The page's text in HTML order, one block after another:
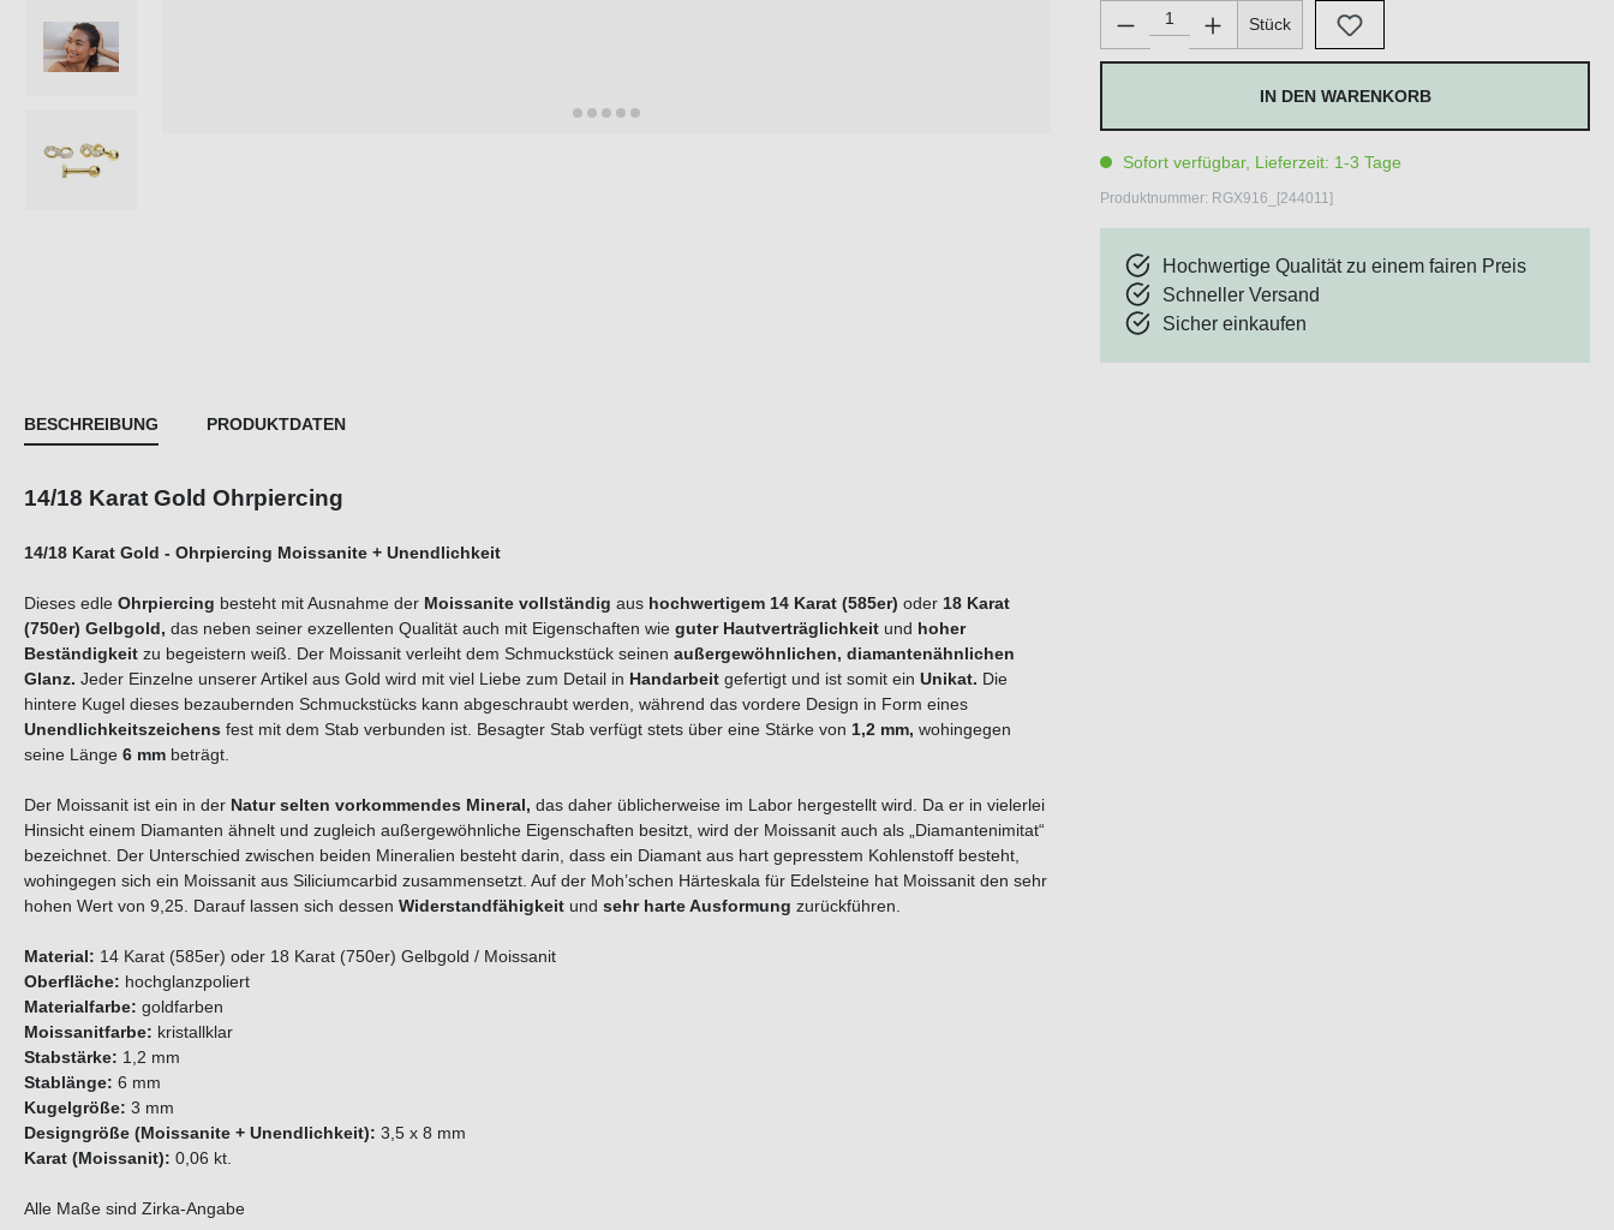
Produkt Anzahl: Gib den gewünschten Wert ein oder
Stück
IN DEN WARENKORB
Sofort verfügbar, Lieferzeit: 1-3 Tage
Produktnummer: RGX916_[244011]
Hochwertige Qualität zu einem fairen Preis
Schneller Versand
Sicher einkaufen
BESCHREIBUNG PRODUKTDATEN
14/18 Karat Gold Ohrpiercing
14/18 Karat Gold - Ohrpiercing Moissanite + Unendlichkeit
Dieses edle Ohrpiercing besteht mit Ausnahme der Moissanite vollständig aus hochwertigem 14 Karat (585er) oder 18 Karat
(750er) Gelbgold, das neben seiner exzellenten Qualität auch mit Eigenschaften wie guter Hautverträglichkeit und hoher
Beständigkeit zu begeistern weiß. Der Moissanit verleiht dem Schmuckstück seinen außergewöhnlichen, diamantenähnlichen
Glanz. Jeder Einzelne unserer Artikel aus Gold wird mit viel Liebe zum Detail in Handarbeit gefertigt und ist somit ein Unikat. Die
hintere Kugel dieses bezaubernden Schmuckstücks kann abgeschraubt werden, während das vordere Design in Form eines
Unendlichkeitszeichens fest mit dem Stab verbunden ist. Besagter Stab verfügt stets über eine Stärke von 1,2 mm, wohingegen
seine Länge 6 mm beträgt.
Der Moissanit ist ein in der Natur selten vorkommendes Mineral, das daher üblicherweise im Labor hergestellt wird. Da er in vielerlei
Hinsicht einem Diamanten ähnelt und zugleich außergewöhnliche Eigenschaften besitzt, wird der Moissanit auch als „Diamantenimitat“
bezeichnet. Der Unterschied zwischen beiden Mineralien besteht darin, dass ein Diamant aus hart gepresstem Kohlenstoff besteht,
wohingegen sich ein Moissanit aus Siliciumcarbid zusammensetzt. Auf der Moh’schen Härteskala für Edelsteine hat Moissanit den sehr
hohen Wert von 9,25. Darauf lassen sich dessen Widerstandfähigkeit und sehr harte Ausformung zurückführen.
Material: 14 Karat (585er) oder 18 Karat (750er) Gelbgold / Moissanit
Oberfläche: hochglanzpoliert
Materialfarbe: goldfarben
Moissanitfarbe: kristallklar
Stabstärke: 1,2 mm
Stablänge: 6 mm
Kugelgröße: 3 mm
Designgröße (Moissanite + Unendlichkeit): 3,5 x 8 mm
Karat (Moissanit): 0,06 kt.
Alle Maße sind Zirka-Angabe